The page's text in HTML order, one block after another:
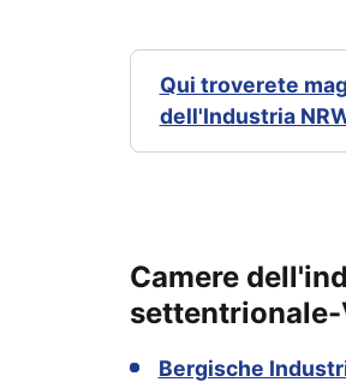
Qui troverete
dell'Industria
Camere
Bergische